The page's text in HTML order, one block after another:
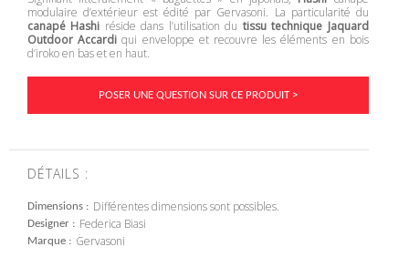
modulaire d’extérieur est édité par Gervasoni. La particularité du
canapé Hashi réside dans l’utilisation du tissu technique Jaquard
Outdoor Accardi qui enveloppe et recouvre les éléments en bois
d’iroko en bas et en haut.
POSER UNE QUESTION SUR CE PRODUIT >
DÉTAILS :
Dimensions Différentes dimensions sont possibles.
Designer Federica Biasi
Marque Gervasoni